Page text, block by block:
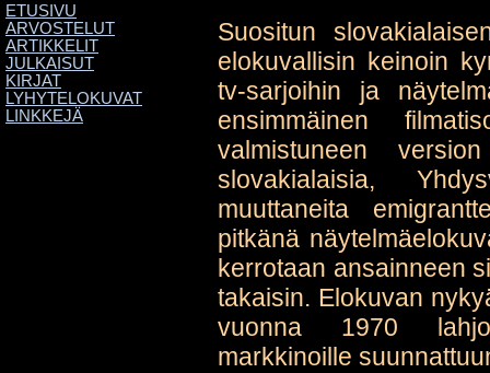
ETUSIVU
ARVOSTELUT
ARTIKKELIT
JULKAISUT
KIRJAT
LYHYTELOKUVAT
LINKKEJÄ
Suositun
elokuvallisin keinoin
tv-sarjoihin ja
ensimmäinen
valmistuneen
slovakialaisia,
muuttaneita
pitkänä
kerrotaan ansainneen
takaisin. Elokuvan
vuonna 1970
markkinoille